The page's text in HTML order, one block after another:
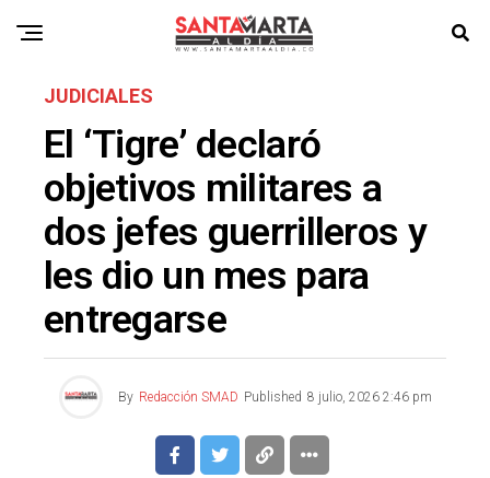
JUDICIALES
El ‘Tigre’ declaró
objetivos militares a
dos jefes guerrilleros y
les dio un mes para
entregarse
By Redacción SMAD Published 8 julio, 2026 2:46 pm